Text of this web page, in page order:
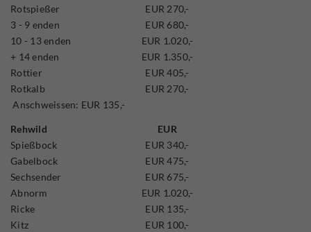
Rotspießer
EUR 270,-
3 - 9 enden
EUR 680,-
10 - 13 enden
EUR 1.020,-
+ 14 enden
EUR 1.350,-
Rottier
EUR 405,-
Rotkalb
EUR 270,-
Anschweissen: EUR 135,-
Rehwild
EUR
Spießbock
EUR 340,-
Gabelbock
EUR 475,-
Sechsender
EUR 675,-
Abnorm
EUR 1.020,-
Ricke
EUR 135,-
Kitz
EUR 100,-